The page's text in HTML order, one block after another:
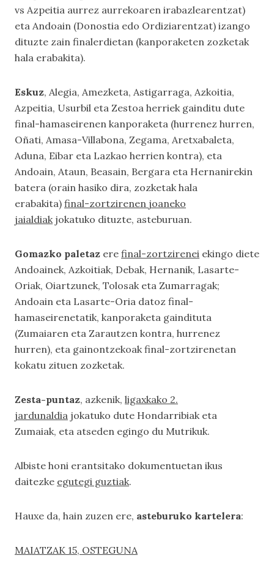
vs Azpeitia aurrez aurrekoaren irabazlearentzat)
eta Andoain (Donostia edo Ordiziarentzat) izango
dituzte zain finalerdietan (kanporaketen zozketak
hala erabakita).
Eskuz, Alegia, Amezketa, Astigarraga, Azkoitia,
Azpeitia, Usurbil eta Zestoa herriek gainditu dute
final-hamaseirenen kanporaketa (hurrenez hurren,
Oñati, Amasa-Villabona, Zegama, Aretxabaleta,
Aduna, Eibar eta Lazkao herrien kontra), eta
Andoain, Ataun, Beasain, Bergara eta Hernanirekin
batera (orain hasiko dira, zozketak hala
erabakita) final-zortzirenen joaneko
jaialdiakjokatuko dituzte, asteburuan.
Gomazko paletaz ere final-zortzirenei ekingo diete
Andoainek, Azkoitiak, Debak, Hernanik, Lasarte-
Oriak, Oiartzunek, Tolosak eta Zumarragak;
Andoain eta Lasarte-Oria datoz final-
hamaseirenetatik, kanporaketa gaindituta
(Zumaiaren eta Zarautzen kontra, hurrenez
hurren), eta gainontzekoak final-zortzirenetan
kokatu zituen zozketak.
Zesta-puntaz, azkenik, ligaxkako 2.
jardunaldia jokatuko dute Hondarribiak eta
Zumaiak, eta atseden egingo du Mutrikuk.
Albiste honi erantsitako dokumentuetan ikus
daitezke egutegi guztiak.
Hauxe da, hain zuzen ere, asteburuko kartelera:
MAIATZAK 15, OSTEGUNA